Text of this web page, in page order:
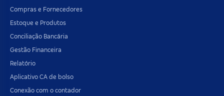
Compras e Fornecedores
Estoque e Produtos
Conciliação Bancária
Gestão Financeira
Relatório
Aplicativo CA de bolso
Conexão com o contador